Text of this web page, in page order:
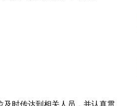
时传达到相关人员，并认真贯